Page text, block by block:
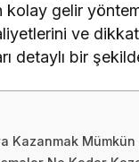
kolay gelir
ve
detaylı bir
Kazanmak Mümkün